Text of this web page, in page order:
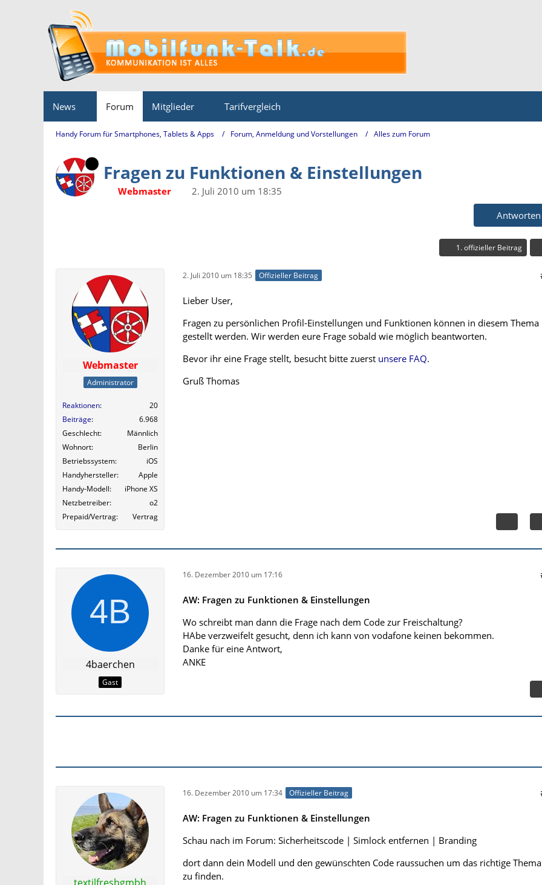
News Forum Mitglieder Tarifvergleich
Handy Forum für Smartphones, Tablets & Apps Forum, Anmeldung und Vorstellungen Alles zum Forum
Fragen zu Funktionen & Einstellungen
Webmaster
2. Juli 2010 um 18:35
Antworten
1. offizieller Beitrag
Webmaster
Administrator
Reaktionen
20
Beiträge
6.968
Geschlecht
Männlich
Wohnort
Berlin
Betriebssystem
iOS
Handyhersteller
Apple
Handy-Modell
iPhone XS
Netzbetreiber
o2
Prepaid/Vertrag
Vertrag
2. Juli 2010 um 18:35 Offizieller Beitrag
Lieber User,
Fragen zu persönlichen Profil-Einstellungen und Funktionen können in diesem Thema
gestellt werden. Wir werden eure Frage sobald wie möglich beantworten.
Bevor ihr eine Frage stellt, besucht bitte zuerst unsere FAQ.
Gruß Thomas
4baerchen
Gast
16. Dezember 2010 um 17:16
AW: Fragen zu Funktionen & Einstellungen
Wo schreibt man dann die Frage nach dem Code zur Freischaltung?
HAbe verzweifelt gesucht, denn ich kann von vodafone keinen bekommen.
Danke für eine Antwort,
ANKE
16. Dezember 2010 um 17:34 Offizieller Beitrag
AW: Fragen zu Funktionen & Einstellungen
Schau nach im Forum: Sicherheitscode | Simlock entfernen | Branding
dort dann dein Modell und den gewünschten Code raussuchen um das richtige Thema
zu finden.